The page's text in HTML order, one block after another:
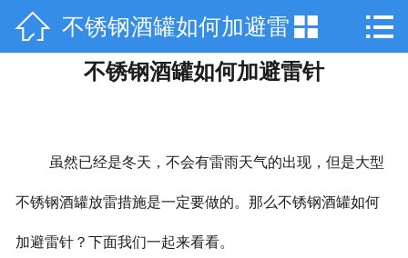
 网站首页
关于天工
技术咨询
工程案例
 不锈钢酒罐如何加避雷
针
 
不锈钢酒罐如何加避雷针
虽然已经是冬天，不会有雷雨天气的出现，但是大型
不锈钢酒罐放雷措施是一定要做的。那么不锈钢酒罐如何
加避雷针？下面我们一起来看看。